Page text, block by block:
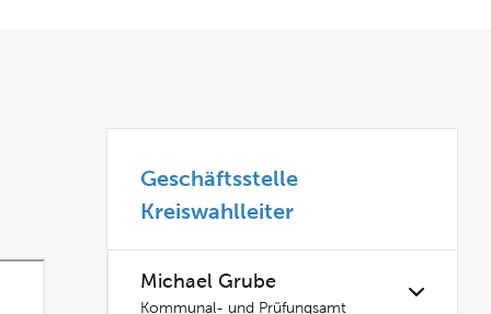
Geschäftsstelle
Kreiswahlleiter
Michael Grube
Kommunal- und Prüfungsamt